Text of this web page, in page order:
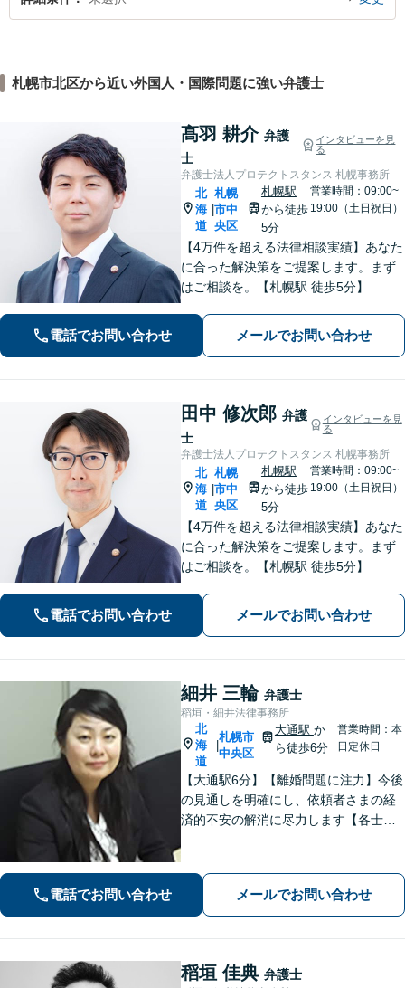
札幌市北区から近い外国人・国際問題に強い弁護士
髙羽 耕介 弁護
士
インタビューを見
る
弁護士法人プロテクトスタンス 札幌事務所
北
海
道
札幌
市中
央区
札幌駅
から徒歩
5分
営業時間：09:00~
19:00（土日祝日）
【4万件を超える法律相談実績】あなた
に合った解決策をご提案します。まず
はご相談を。【札幌駅 徒歩5分】
電話でお問い合わせ メールでお問い合わせ
田中 修次郎 弁護
士
インタビューを見
る
弁護士法人プロテクトスタンス 札幌事務所
北
海
道
札幌
市中
央区
札幌駅
から徒歩
5分
営業時間：09:00~
19:00（土日祝日）
【4万件を超える法律相談実績】あなた
に合った解決策をご提案します。まず
はご相談を。【札幌駅 徒歩5分】
電話でお問い合わせ メールでお問い合わせ
細井 三輪 弁護士
稻垣・細井法律事務所
北
海
道
札幌市
中央区
大通駅 か
ら徒歩6分
営業時間：本
日定休日
【大通駅6分】【離婚問題に注力】今後
の見通しを明確にし、依頼者さまの経
済的不安の解消に尽力します【各士業
電話でお問い合わせ メールでお問い合わせ
稻垣 佳典 弁護士